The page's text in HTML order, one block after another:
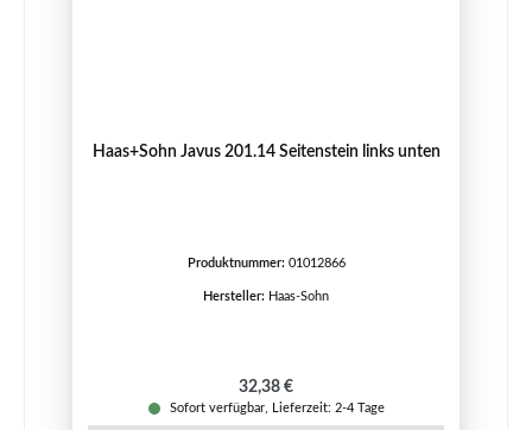
Haas+Sohn Javus 201.14 Seitenstein links unten
Produktnummer: 01012866
Hersteller: Haas-Sohn
Regulärer Preis:
32,38 €
Sofort verfügbar, Lieferzeit: 2-4 Tage